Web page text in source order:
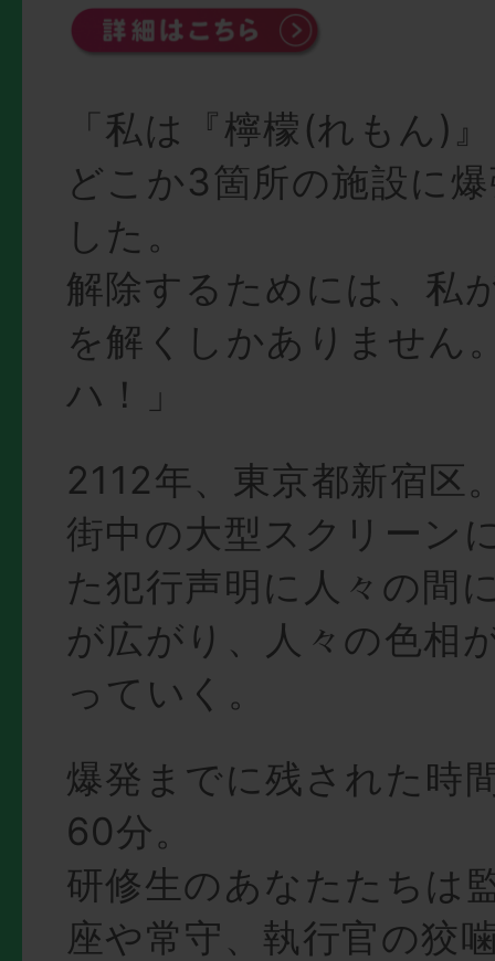
「私は『檸檬(れもん)
どこか3箇所の施設に
した。
解除するためには、私
を解くしかありません
ハ！」
2112年、東京都新宿区
街中の大型スクリーン
た犯行声明に人々の間
が広がり、人々の色相
っていく。
爆発までに残された時
60分。
研修生のあなたたちは
座や常守、執行官の狡